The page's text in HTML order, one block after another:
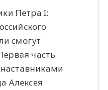
Петра I:
смогут
часть
Алексея